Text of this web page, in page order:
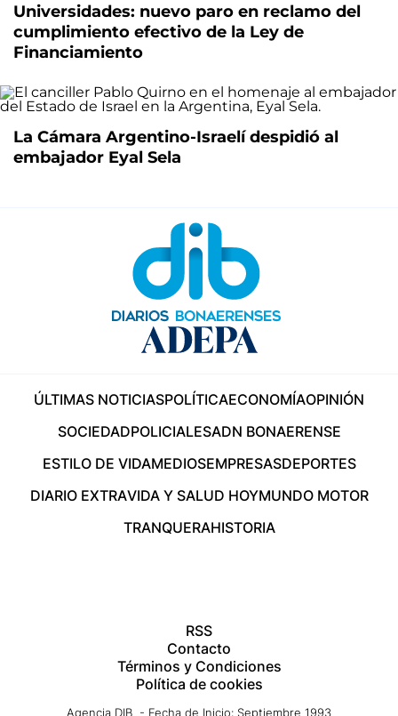
Universidades: nuevo paro en reclamo del
cumplimiento efectivo de la Ley de
Financiamiento
La Cámara Argentino-Israelí despidió al
embajador Eyal Sela
ÚLTIMAS NOTICIASPOLÍTICAECONOMÍAOPINIÓN
SOCIEDADPOLICIALESADN BONAERENSE
ESTILO DE VIDAMEDIOSEMPRESASDEPORTES
DIARIO EXTRAVIDA Y SALUD HOYMUNDO MOTOR
TRANQUERAHISTORIA
RSS
Contacto
Términos y Condiciones
Política de cookies
Agencia DIB - Fecha de Inicio: Septiembre 1993